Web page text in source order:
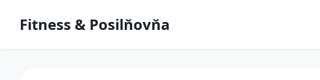
Fitness & Posilňovňa